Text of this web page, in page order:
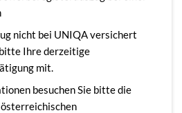
nicht bei UNIQA versichert
Ihre derzeitige
mit.
besuchen Sie bitte die